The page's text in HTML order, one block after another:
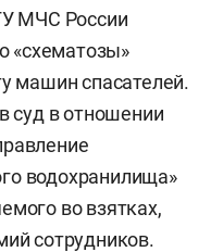
МЧС России
«схематозы»
машин спасателей.
суд в отношении
водохранилища»
во взятках,
сотрудников.